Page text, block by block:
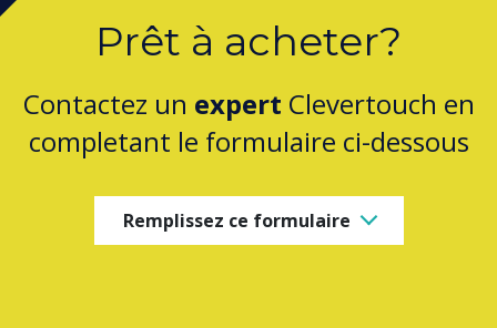
Prêt à acheter?
Contactez un expert Clevertouch en
completant le formulaire ci-dessous
Remplissez ce formulaire